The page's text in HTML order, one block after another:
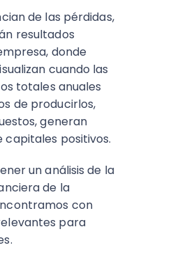
de las pérdidas,
resultados
donde
cuando las
totales anuales
de producirlos,
generan
capitales positivos.
un análisis de la
de la
con
para